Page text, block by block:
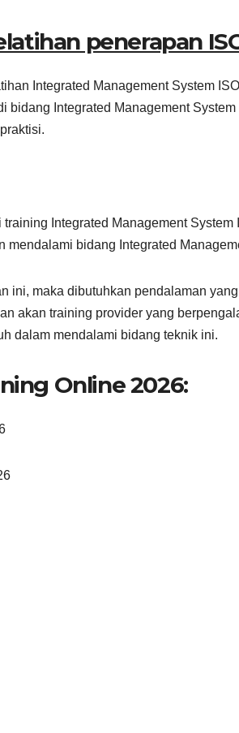
penerapan
Integrated Management System
bidang Integrated Management
Integrated Management
mendalami bidang Integrated
ini, maka dibutuhkan pendalaman
akan training provider yang
dalam mendalami bidang teknik ini.
Online 2026: